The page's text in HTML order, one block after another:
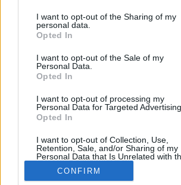
not limited to your visit or usage behaviour.
grant or deny consent to Google and its
use your data for below specified purposes
consent section.
I want to opt-out of the Sharing of my
personal data.
Opted In
I want to opt-out of the Sale of my
Personal Data.
Opted In
I want to opt-out of processing my
Personal Data for Targeted
Opted In
I want to opt-out of Collection, Use,
Retention, Sale, and/or Sharing of my
Personal Data that Is Unrelated with
Purposes for which it was collected.
Opted Out
CONFIRM